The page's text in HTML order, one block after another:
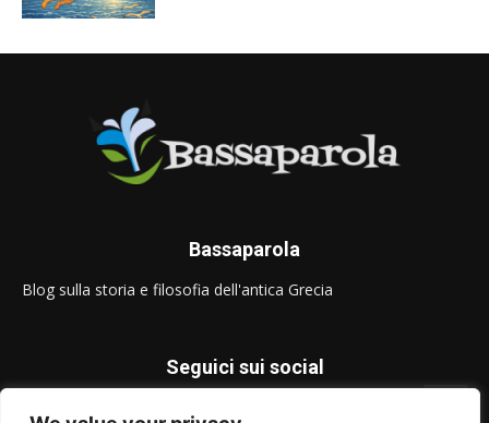
Bassaparola
Blog sulla storia e filosofia dell'antica Grecia
Seguici sui social